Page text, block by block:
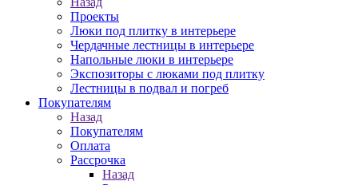
Проекты
Люки под плитку в интерьере
Чердачные лестницы в интерьере
Напольные люки в интерьере
Экспозиторы с люками под плитку
Лестницы в подвал и погреб
Покупателям
Назад
Покупателям
Оплата
Рассрочка
Назад